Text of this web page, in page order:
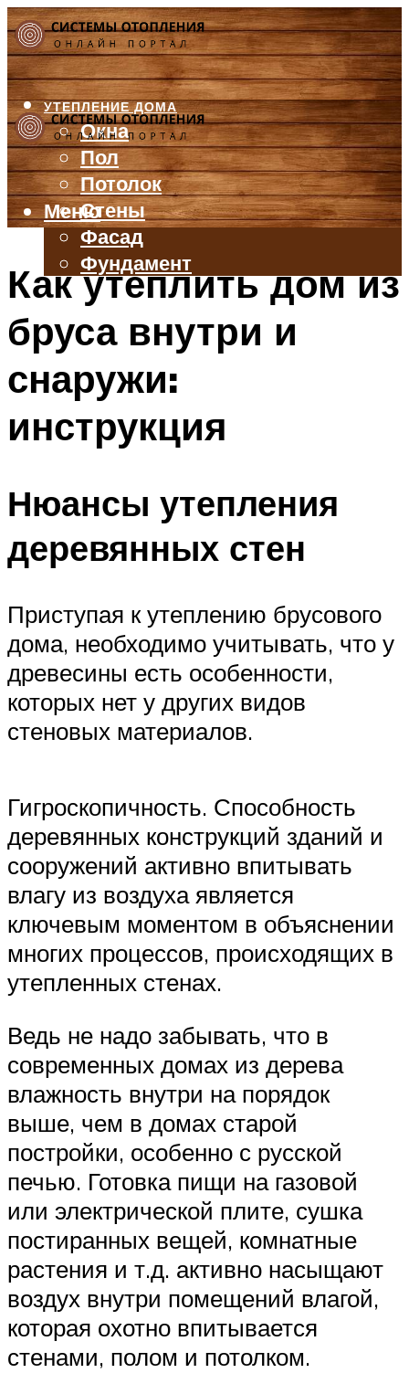
УТЕПЛЕНИЕ ДОМА
Окна
Пол
Потолок
Стены
Фасад
Фундамент
БАЛКОН И ЛОДЖИЯ
ВЕНТИЛЯЦИЯ
ТРУБЫ
Меню
Меню
Как утеплить дом из
бруса внутри и
снаружи:
инструкция
Нюансы утепления
деревянных стен
Приступая к утеплению брусового
дома, необходимо учитывать, что у
древесины есть особенности,
которых нет у других видов
стеновых материалов.
Гигроскопичность. Способность
деревянных конструкций зданий и
сооружений активно впитывать
влагу из воздуха является
ключевым моментом в объяснении
многих процессов, происходящих в
утепленных стенах.
Ведь не надо забывать, что в
современных домах из дерева
влажность внутри на порядок
выше, чем в домах старой
постройки, особенно с русской
печью. Готовка пищи на газовой
или электрической плите, сушка
постиранных вещей, комнатные
растения и т.д. активно насыщают
воздух внутри помещений влагой,
которая охотно впитывается
стенами, полом и потолком.